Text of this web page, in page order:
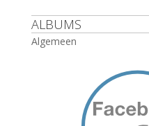
ALBUMS
Algemeen